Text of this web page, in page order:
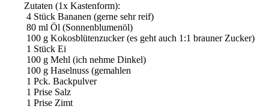
Zutaten (1x Kastenform):
4 Stück Bananen (gerne sehr reif)
80 ml Öl (Sonnenblumenöl)
100 g Kokosblütenzucker (es geht auch 1:1 brauner Zucker)
1 Stück Ei
100 g Mehl (ich nehme Dinkel)
100 g Haselnuss (gemahlen
1 Pck. Backpulver
1 Prise Salz
1 Prise Zimt